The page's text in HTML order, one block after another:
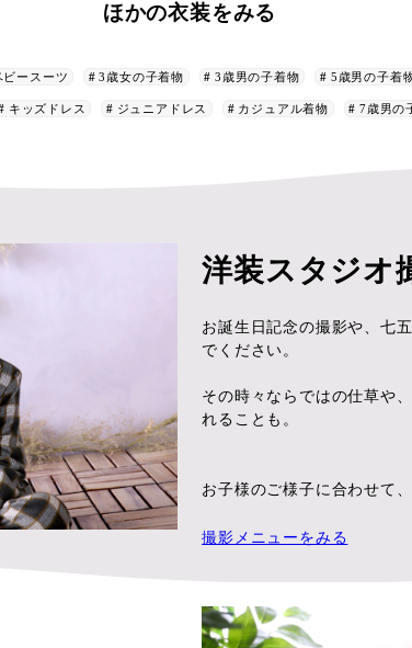
ほかの衣装をみる
ビースーツ 3歳女の子着物 3歳男の子着物 5歳男の子着
キッズドレス ジュニアドレス カジュアル着物 7歳男の
洋装スタジオ
お誕生日記念の撮影や、七
でください。
その時々ならではの仕草や
れることも。
お子様のご様子に合わせて
撮影メニューをみる